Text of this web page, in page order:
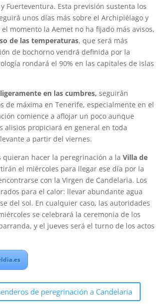
Fuerteventura. Esta previsión sustenta los
unos días más sobre el Archipiélago y
momento la Aemet no ha fijado más avisos,
de las temperaturas, que será más
de bochorno vendrá definida por la
rondará el 90% en las capitales de islas
en las cumbres, seguirán
de máxima en Tenerife, especialmente en el
comience a aflojar un poco aunque
alisios propiciará en general en toda
a partir del viernes.
hacer la peregrinación a la Villa de
el miércoles para llegar ese día por la
con la Virgen de Candelaria. Los
para el calor: llevar abundante agua
del sol. En cualquier caso, las autoridades
se celebrará la ceremonia de los
y el jueves será el turno de los actos
de peregrinación a Candelaria